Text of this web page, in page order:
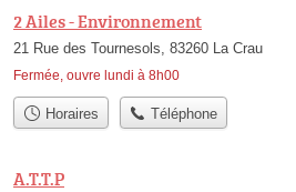
2 Ailes - Environnement
21 Rue des Tournesols, 83260 La Crau
Fermée, ouvre lundi à 8h00
Horaires Téléphone
A.T.T.P